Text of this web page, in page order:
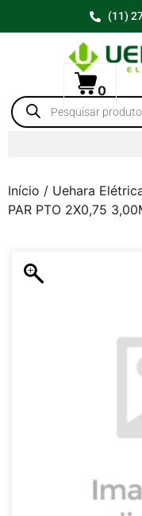
(11)
0
Início / Uehara
PAR PTO 2X0,75